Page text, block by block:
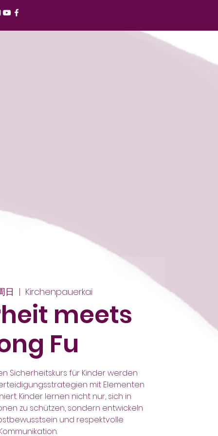
日
  |
Kirchenpauerkai
meets
Fu
Sicherheitskurs für Kinder werden
mit Elementen
Kinder lernen nicht nur, sich in
zu schützen, sondern entwickeln
und respektvolle